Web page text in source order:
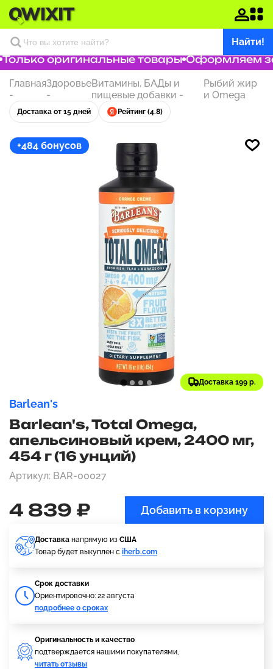
Найти!
оригинальные товары Оформляем
Главная
-
Здоровье
-
Витамины, БАДы и
пищевые добавки -
Рыбий жир
и Omega
Доставка от 15 дней Рейтинг (4.8)
+484 бонусов
Доставка 199 р.
Barlean's
Barlean's, Total Omega,
апельсиновый крем, 2400 мг,
454 г (16 унций)
Артикул: BAR-00027
4 839 ₽ Добавить в корзину
Доставка напрямую из США
Товар будет выкуплен с iherb.com
Cрок доставки
Ориентировочно: 22 августа
подробнее о сроках
Оригинальность и качество
подтверждается нашими покупателями,
читать отзывы